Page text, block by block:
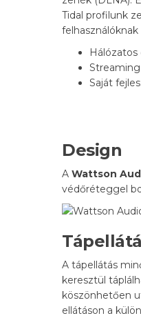
Tidal profilunk
felhasználóknak
Streaming
Saját
Design
A Wattson
védőréteggel
A tápellátás
keresztül
köszönhetően
ellátáson a